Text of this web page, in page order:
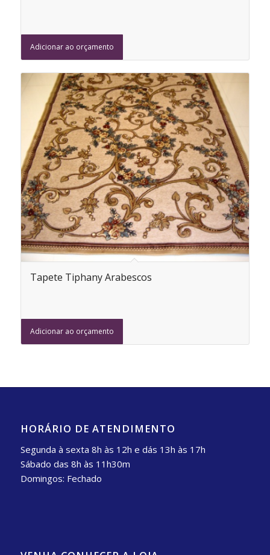
Adicionar ao orçamento
Tapete Tiphany Arabescos
Adicionar ao orçamento
HORÁRIO DE ATENDIMENTO
Segunda à sexta 8h às 12h e dás 13h às 17h
Sábado das 8h às 11h30m
Domingos: Fechado